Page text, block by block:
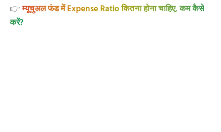
👉म्यूचुअल फंड में Expense Ratio कितना होना चाहिए, कम कैसे
करें?